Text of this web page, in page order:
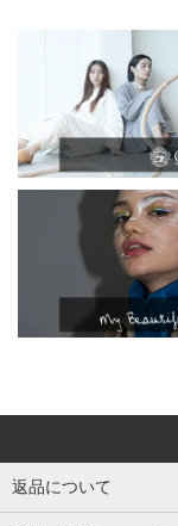
返品について